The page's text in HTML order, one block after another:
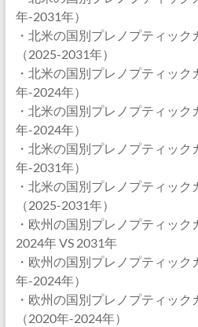
年-2031年）
・北米の国別プレノプティッ
（2025-2031年）
・北米の国別プレノプティッ
年-2024年）
・北米の国別プレノプティッ
年-2024年）
・北米の国別プレノプティッ
年-2031年）
・北米の国別プレノプティッ
（2025-2031年）
・欧州の国別プレノプティッ
2024年 VS 2031年
・欧州の国別プレノプティッ
年-2024年）
・欧州の国別プレノプティッ
（2020年-2024年）